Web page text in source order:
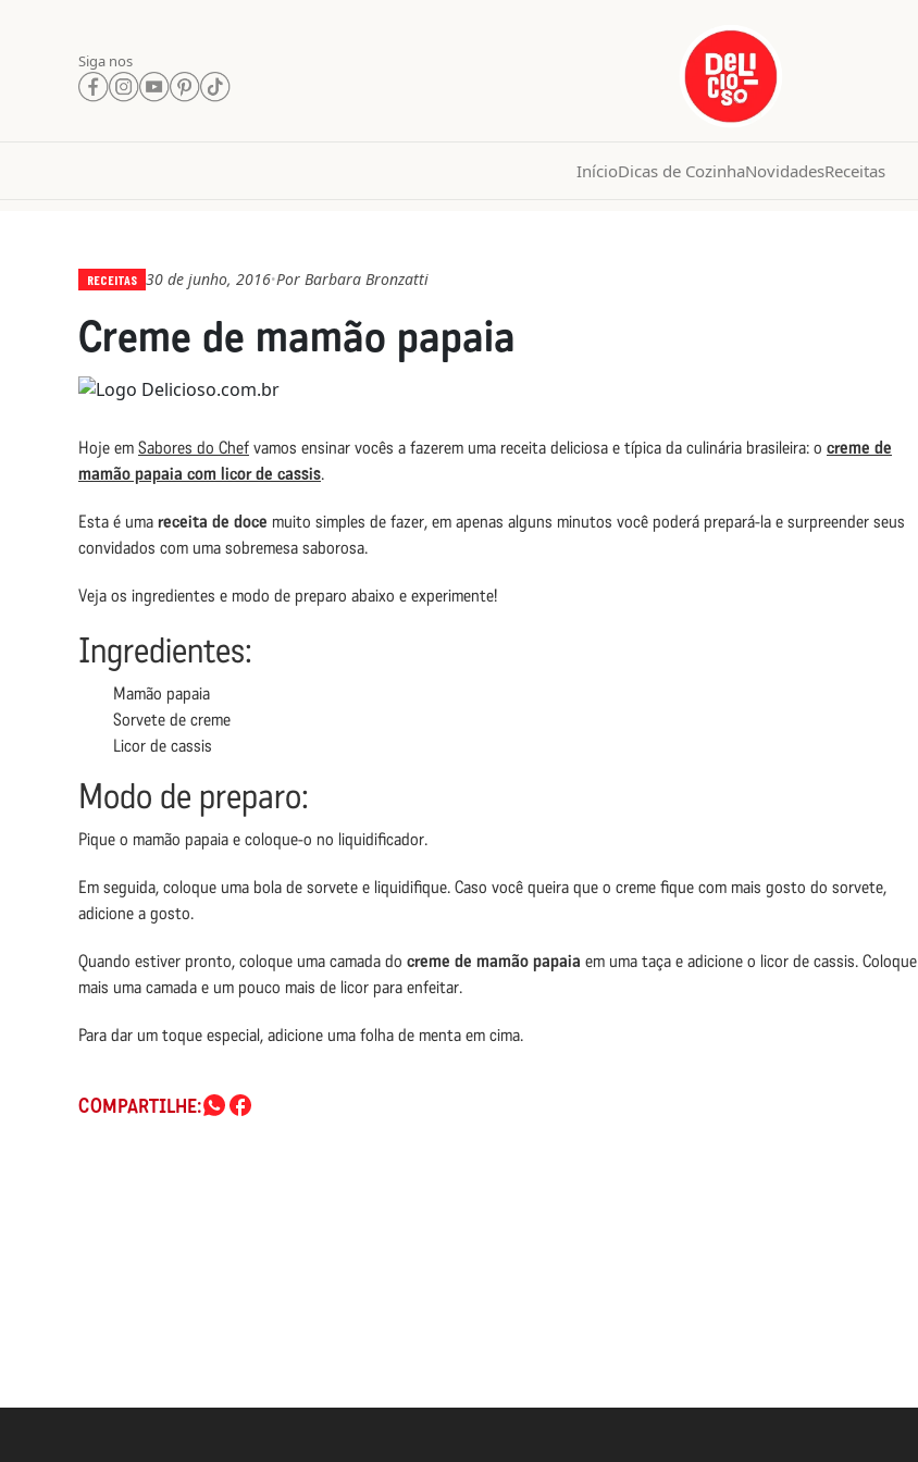
Siga nos
InícioDicas de CozinhaNovidadesReceitas
RECEITAS 30 de junho, 2016•Por Barbara Bronzatti
Creme de mamão papaia
Hoje em Sabores do Chef vamos ensinar vocês a fazerem uma receita deliciosa e típica da culinária brasileira: o creme de
mamão papaia com licor de cassis.
Esta é uma receita de doce muito simples de fazer, em apenas alguns minutos você poderá prepará-la e surpreender seus
convidados com uma sobremesa saborosa.
Veja os ingredientes e modo de preparo abaixo e experimente!
Ingredientes:
Mamão papaia
Sorvete de creme
Licor de cassis
Modo de preparo:
Pique o mamão papaia e coloque-o no liquidificador.
Em seguida, coloque uma bola de sorvete e liquidifique. Caso você queira que o creme fique com mais gosto do sorvete,
adicione a gosto.
Quando estiver pronto, coloque uma camada do creme de mamão papaia em uma taça e adicione o licor de cassis. Coloque
mais uma camada e um pouco mais de licor para enfeitar.
Para dar um toque especial, adicione uma folha de menta em cima.
COMPARTILHE: